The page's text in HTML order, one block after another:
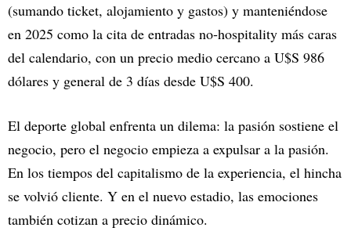
(sumando ticket, alojamiento y gastos) y manteniéndose
en 2025 como la cita de entradas no‑hospitality más caras
del calendario, con un precio medio cercano a U$S 986
dólares y general de 3 días desde U$S 400.
El deporte global enfrenta un dilema: la pasión sostiene el
negocio, pero el negocio empieza a expulsar a la pasión.
En los tiempos del capitalismo de la experiencia, el hincha
se volvió cliente. Y en el nuevo estadio, las emociones
también cotizan a precio dinámico.